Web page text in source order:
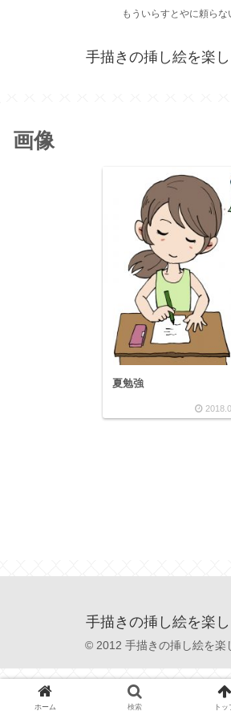
もういらすとやに頼らな
手描きの挿し絵を楽し
画像
夏勉強
手描きの挿し絵を楽し
© 2012 手描きの挿し絵を楽
ホーム 検索 トッ